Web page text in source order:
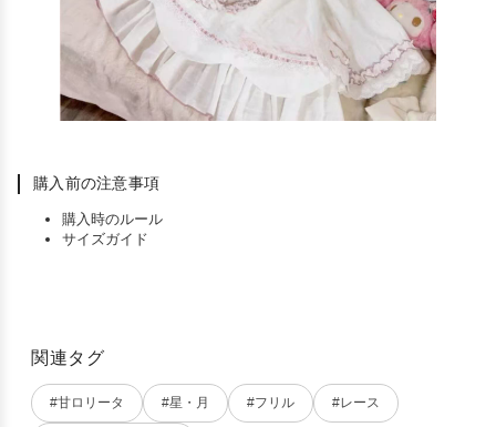
購入前の注意事項
購入時のルール
サイズガイド
関連タグ
#甘ロリータ #星・月 #フリル #レース